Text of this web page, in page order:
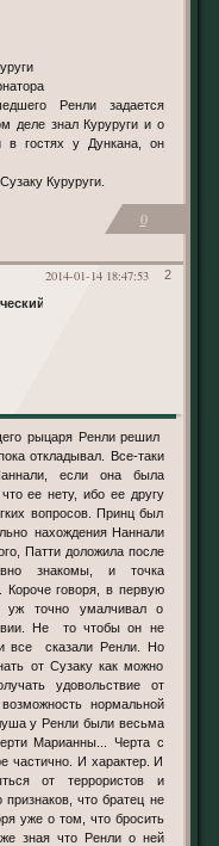
Ренли задается
деле знал Куруруги и о
гостях у Дункана, он
Куруруги.
0
2
2014-01-14 18:47:53
откладывал. Все-таки
если она была
ее нету, ибо ее другу
вопросов. Принц был
нахождения Наннали
Патти доложила после
знакомы, и точка
Короче говоря, в первую
уж точно умалчивал о
Не то чтобы он не
все сказали Ренли. Но
от Сузаку как можно
удовольствие от
нормальной
у Ренли были весьма
Марианны... Черта с
частично. И характер. И
от террористов и
что братец не
уже о том, что бросить
зная что Ренли о ней